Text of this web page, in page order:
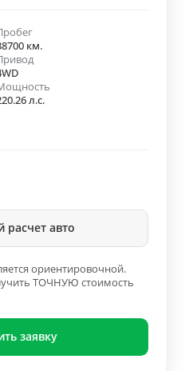
км.
л.с.
авто
ориентировочной.
ТОЧНУЮ стоимость
заявку